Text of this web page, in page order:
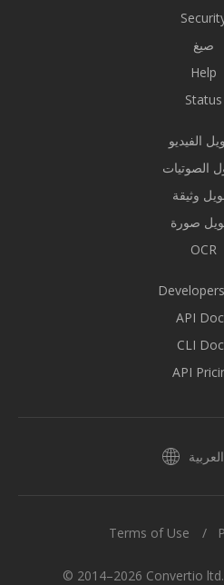
صيغ
Help
Status
الفيديو
الصوتيات
وثيقة
صورة
OCR
API
CLI
API
العربية
Terms of Use